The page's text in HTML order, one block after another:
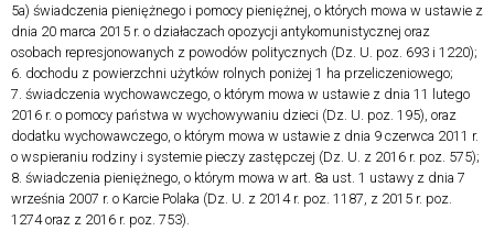
5a) świadczenia pieniężnego i pomocy pieniężnej, o których mowa w ustawie z
dnia 20 marca 2015 r. o działaczach opozycji antykomunistycznej oraz
osobach represjonowanych z powodów politycznych (Dz. U. poz. 693 i 1220);
6. dochodu z powierzchni użytków rolnych poniżej 1 ha przeliczeniowego;
7. świadczenia wychowawczego, o którym mowa w ustawie z dnia 11 lutego
2016 r. o pomocy państwa w wychowywaniu dzieci (Dz. U. poz. 195), oraz
dodatku wychowawczego, o którym mowa w ustawie z dnia 9 czerwca 2011 r.
o wspieraniu rodziny i systemie pieczy zastępczej (Dz. U. z 2016 r. poz. 575);
8. świadczenia pieniężnego, o którym mowa w art. 8a ust. 1 ustawy z dnia 7
września 2007 r. o Karcie Polaka (Dz. U. z 2014 r. poz. 1187, z 2015 r. poz.
1274 oraz z 2016 r. poz. 753).